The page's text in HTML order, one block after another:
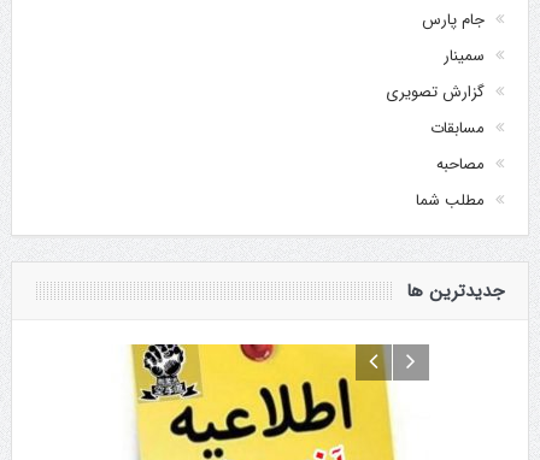
جام پارس
سمینار
گزارش تصویری
مسابقات
مصاحبه
مطلب شما
جدیدترین ها